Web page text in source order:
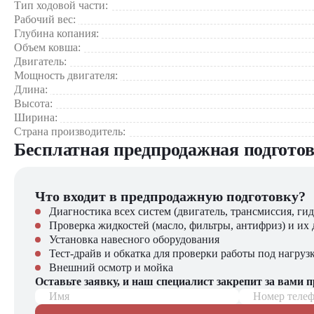
Области применения:
Карьерные разработки (добыча полезных ископаемых)
Крупное строительство (фундаменты, котлованы)
Дорожные и инфраструктурные проекты
Демонтаж зданий и сооружений
Погрузочно-разгрузочные работы
Почему стоит выбрать Doosan DX420LCA SFS?
Универсальность – совместимость с различным
Телематика – система DoosanConnect для мониторинга
Экскаватор Doosan DX420LCA SFS можно приобрести в
Новые машины с полной гарантией
Сервисное обслуживание и ремонт
Оригинальные запчасти в наличии
Гибкие условия покупки и лизинга
Тип ходовой части:
Рабочий вес:
Глубина копания:
Объем ковша:
Двигатель:
Мощность двигателя:
Длина:
Высота:
Ширина:
Страна производитель:
Бесплатная предпродажная
Что входит в предпродажную подготовку?
Диагностика всех систем (двигатель, трансмиссия,
Проверка жидкостей (масло, фильтры, антифриз) и их
Установка навесного оборудования
Тест-драйв и обкатка для проверки работы под
Внешний осмотр и мойка
Оставьте заявку, и наш специалист закрепит за вами
Имя
Номер